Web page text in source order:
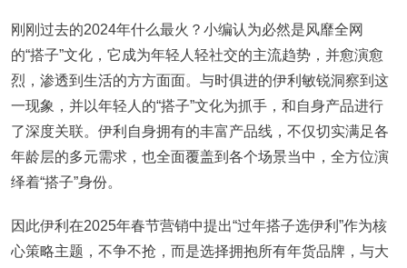
刚刚过去的2024年什么最火？小编认为必然是风靡全网
的“搭子”文化，它成为年轻人轻社交的主流趋势，并愈演愈
烈，渗透到生活的方方面面。与时俱进的伊利敏锐洞察到这
一现象，并以年轻人的“搭子”文化为抓手，和自身产品进行
了深度关联。伊利自身拥有的丰富产品线，不仅切实满足各
年龄层的多元需求，也全面覆盖到各个场景当中，全方位演
绎着“搭子”身份。
因此伊利在2025年春节营销中提出“过年搭子选伊利”作为核
心策略主题，不争不抢，而是选择拥抱所有年货品牌，与大